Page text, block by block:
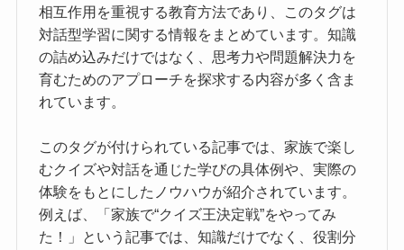
相互作用を重視する教育方法であり、このタグは
対話型学習に関する情報をまとめています。知識
の詰め込みだけではなく、思考力や問題解決力を
育むためのアプローチを探求する内容が多く含ま
れています。
このタグが付けられている記事では、家族で楽し
むクイズや対話を通じた学びの具体例や、実際の
体験をもとにしたノウハウが紹介されています。
例えば、「家族で“クイズ王決定戦”をやってみ
た！」という記事では、知識だけでなく、役割分